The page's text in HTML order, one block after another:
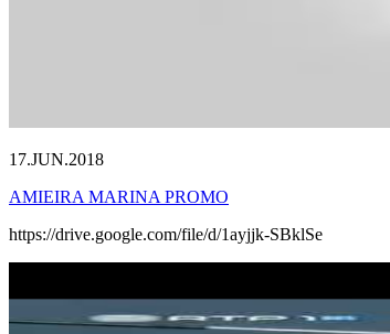
17.JUN.2018
AMIEIRA MARINA PROMO
https://drive.google.com/file/d/1ayjjk-SBklSe